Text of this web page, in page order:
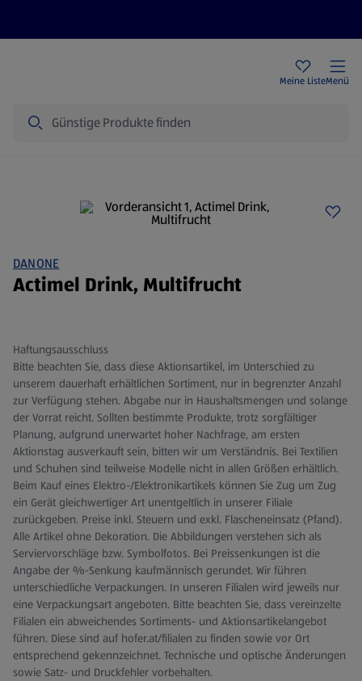
Meine ListeMenü
DANONE
Actimel Drink, Multifrucht
Haftungsausschluss
Bitte beachten Sie, dass diese Aktionsartikel, im Unterschied zu
unserem dauerhaft erhältlichen Sortiment, nur in begrenzter Anzahl
zur Verfügung stehen. Abgabe nur in Haushaltsmengen und solange
der Vorrat reicht. Sollten bestimmte Produkte, trotz sorgfältiger
Planung, aufgrund unerwartet hoher Nachfrage, am ersten
Aktionstag ausverkauft sein, bitten wir um Verständnis. Bei Textilien
und Schuhen sind teilweise Modelle nicht in allen Größen erhältlich.
Beim Kauf eines Elektro-/Elektronikartikels können Sie Zug um Zug
ein Gerät gleichwertiger Art unentgeltlich in unserer Filiale
zurückgeben. Preise inkl. Steuern und exkl. Flascheneinsatz (Pfand).
Alle Artikel ohne Dekoration. Die Abbildungen verstehen sich als
Serviervorschläge bzw. Symbolfotos. Bei Preissenkungen ist die
Angabe der %-Senkung kaufmännisch gerundet. Wir führen
unterschiedliche Verpackungen. In unseren Filialen wird jeweils nur
eine Verpackungsart angeboten. Bitte beachten Sie, dass vereinzelte
Filialen ein abweichendes Sortiments- und Aktionsartikelangebot
führen. Diese sind auf hofer.at/filialen zu finden sowie vor Ort
entsprechend gekennzeichnet. Technische und optische Änderungen
sowie Satz- und Druckfehler vorbehalten.